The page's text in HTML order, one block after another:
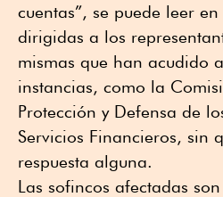
cuentas”, se puede leer
dirigidas a los
mismas que han acudido
instancias, como la
Protección y Defensa de
Servicios Financieros, sin
respuesta alguna.
Las sofincos afectadas